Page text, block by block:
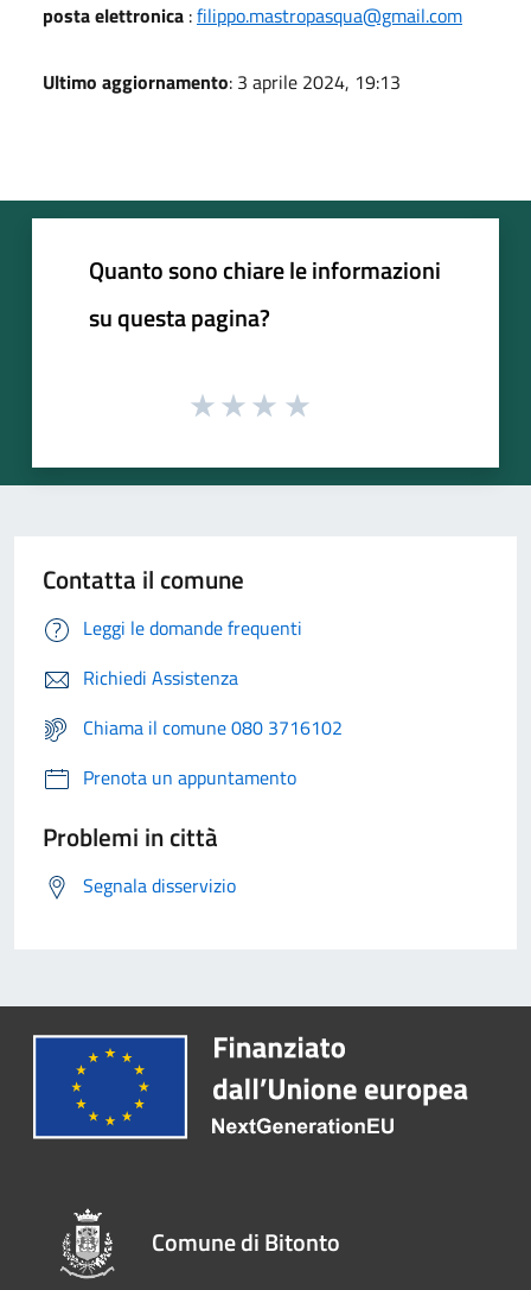
posta elettronica :filippo.mastropasqua@gmail.com
Ultimo aggiornamento: 3 aprile 2024, 19:13
Quanto sono chiare le informazioni
su questa pagina?
Contatta il comune
Leggi le domande frequenti
Richiedi Assistenza
Chiama il comune 080 3716102
Prenota un appuntamento
Problemi in città
Segnala disservizio
Comune di Bitonto